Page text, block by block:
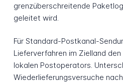
grenzüberschreitende
geleitet wird.
Für Standard-Postkanal-
Lieferverfahren im Zielland
lokalen Postoperators.
Wiederlieferungsversuche